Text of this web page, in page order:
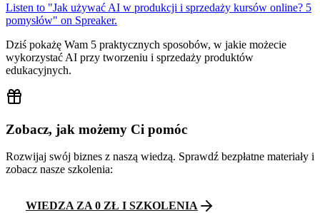
Listen to "Jak używać AI w produkcji i sprzedaży kursów online? 5
pomysłów" on Spreaker.
Dziś pokażę Wam 5 praktycznych sposobów, w jakie możecie
wykorzystać AI przy tworzeniu i sprzedaży produktów
edukacyjnych.
Zobacz, jak możemy Ci pomóc
Rozwijaj swój biznes z naszą wiedzą. Sprawdź bezpłatne materiały i
zobacz nasze szkolenia:
WIEDZA ZA 0 ZŁ I SZKOLENIA